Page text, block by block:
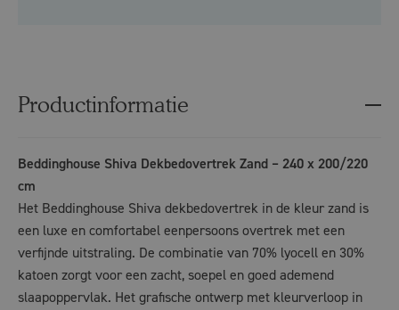
Productinformatie
Beddinghouse Shiva Dekbedovertrek Zand – 240 x 200/220
cm
Het Beddinghouse Shiva dekbedovertrek in de kleur zand is
een luxe en comfortabel eenpersoons overtrek met een
verfijnde uitstraling. De combinatie van 70% lyocell en 30%
katoen zorgt voor een zacht, soepel en goed ademend
slaapoppervlak. Het grafische ontwerp met kleurverloop in